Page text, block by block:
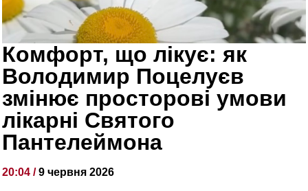
Комфорт, що лікує: як
Володимир Поцелуєв
змінює просторові умови
лікарні Святого
Пантелеймона
20:04 /9 червня 2026